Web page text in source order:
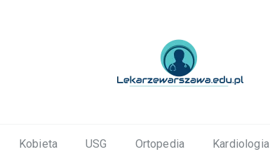
Kobieta USG Ortopedia Kardiologia